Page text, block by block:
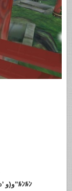
みんなでクリスマスパーティー楽しいね♪( ‘ω’ و(و”ﾙﾝﾙﾝ